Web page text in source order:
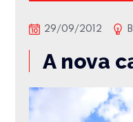
29/09/2012
A nova